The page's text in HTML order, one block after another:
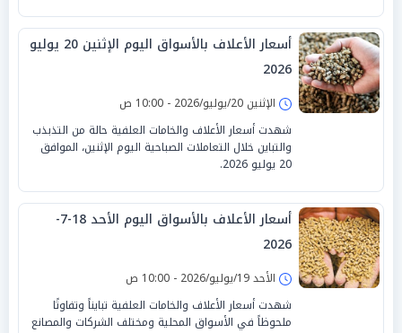
أسعار الأعلاف بالأسواق اليوم الإثنين 20 يوليو
2026
الإثنين 20/يوليو/2026 - 10:00 ص
شهدت أسعار الأعلاف والخامات العلفية حالة من التذبذب
والتباين خلال التعاملات الصباحية اليوم الإثنين، الموافق
20 يوليو 2026.
أسعار الأعلاف بالأسواق اليوم الأحد 18-7-
2026
الأحد 19/يوليو/2026 - 10:00 ص
شهدت أسعار الأعلاف والخامات العلفية تبايناً وتفاوتًا
ملحوظاً في الأسواق المحلية ومختلف الشركات والمصانع